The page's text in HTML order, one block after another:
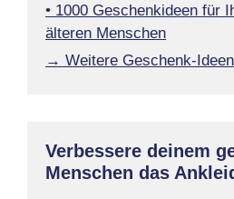
• 1000 Geschenkideen für
älteren Menschen
→ Weitere Geschenk-
Verbessere deinem
Menschen das